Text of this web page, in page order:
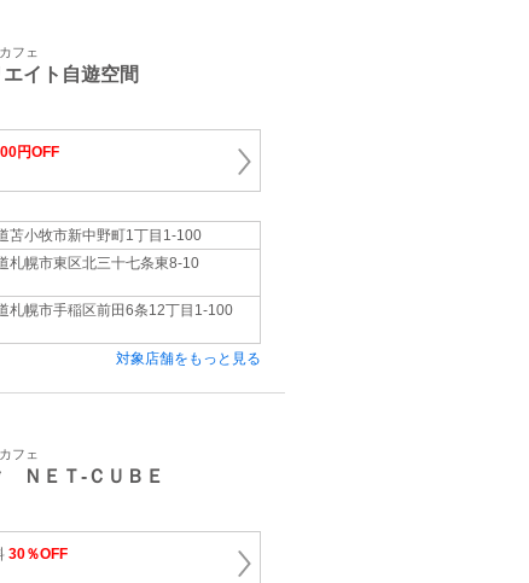
フェ
イト自遊空間
円OFF
苫小牧市新中野町1丁目1-100
札幌市東区北三十七条東8-10
札幌市手稲区前田6条12丁目1-100
対象店舗をもっと見る
フェ
ＮＥＴ‐ＣＵＢＥ
30％OFF